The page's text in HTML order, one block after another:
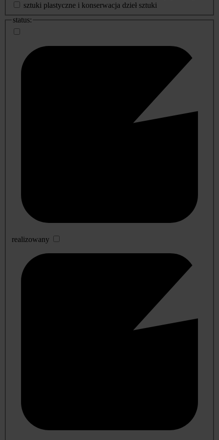
sztuki plastyczne i konserwacja dzieł sztuki
status:
realizowany